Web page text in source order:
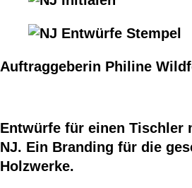
Auftraggeberin Philine
Entwürfe für einen Tischler
NJ. Ein Branding für die
Holzwerke.